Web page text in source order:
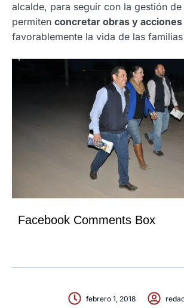
alcalde, para seguir con la gestión
permiten concretar obras y acciones
favorablemente la vida de las
Facebook Comments Box
febrero 1, 2018